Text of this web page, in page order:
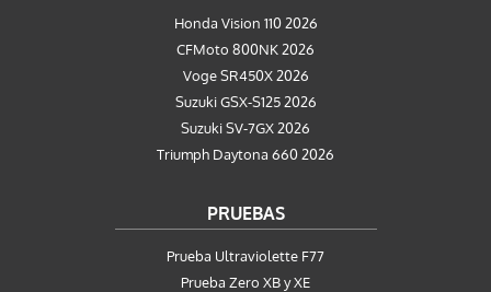
Honda Vision 110 2026
CFMoto 800NK 2026
Voge SR450X 2026
Suzuki GSX-S125 2026
Suzuki SV-7GX 2026
Triumph Daytona 660 2026
PRUEBAS
Prueba Ultraviolette F77
Prueba Zero XB y XE